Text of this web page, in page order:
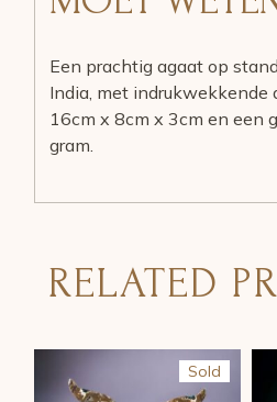
Een prachtig agaat op
India, met indrukwekkende
16cm x 8cm x 3cm en een
gram.
RELATED
Sold